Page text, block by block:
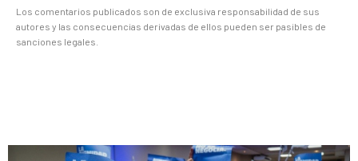
Los comentarios publicados son de exclusiva responsabilidad de sus
autores y las consecuencias derivadas de ellos pueden ser pasibles de
sanciones legales.